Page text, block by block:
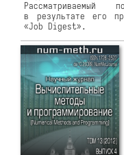
в результате его
«Job Digest».